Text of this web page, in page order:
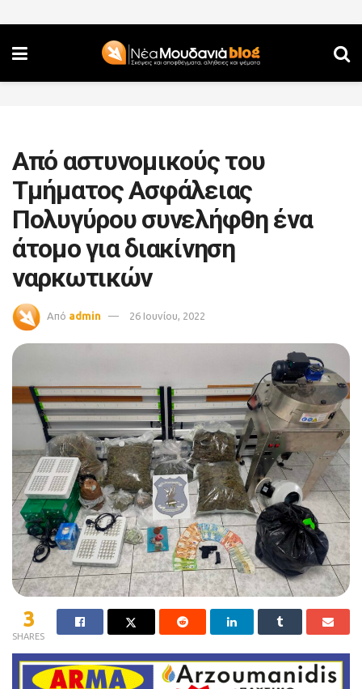
Από αστυνομικούς του
Τμήματος Ασφάλειας
Πολυγύρου συνελήφθη ένα
άτομο για διακίνηση
ναρκωτικών
Από admin 26 Ιουνίου, 2022
3
SHARES